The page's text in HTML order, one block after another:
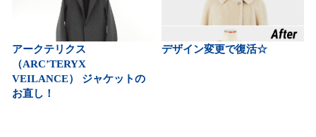
アークテリクス
（ARC’TERYX
VEILANCE） ジャケットの
お直し！
デザイン変更で復活☆